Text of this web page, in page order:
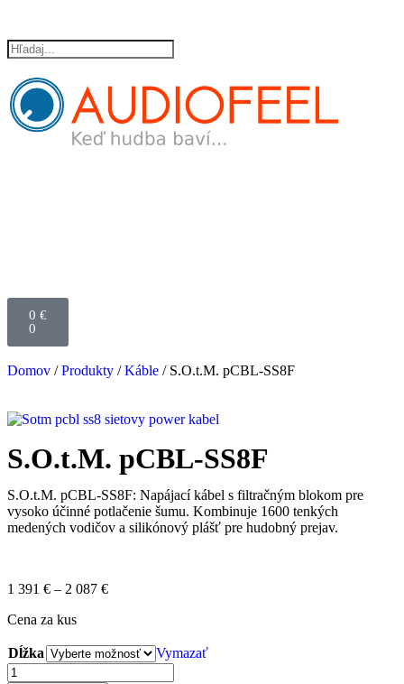
0 €
0
Domov /Produkty /Káble / S.O.t.M. pCBL-SS8F
S.O.t.M. pCBL-SS8F
S.O.t.M. pCBL-SS8F: Napájací kábel s filtračným blokom pre
vysoko účinné potlačenie šumu. Kombinuje 1600 tenkých
medených vodičov a silikónový plášť pre hudobný prejav.
1 391 € – 2 087 €
Cena za kus
Dĺžka Vymazať